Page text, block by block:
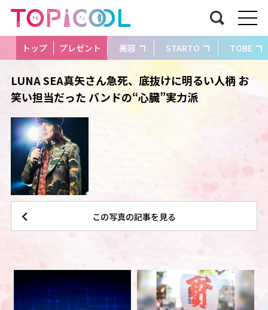
トップ プレゼント 美容 STARTO TOBE
LUNA SEA真矢さん急死、底抜けに明るい人柄 お
笑い担当だった バンドの“心臓”実力派
この写真の記事を見る